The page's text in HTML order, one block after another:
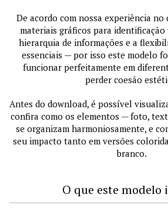
De acordo com nossa experiência
materiais gráficos para identificação
hierarquia de informações e a
essenciais — por isso este modelo
funcionar perfeitamente em
perder coesão
Antes do download, é possível
confira como os elementos — foto,
se organizam harmoniosamente, e
seu impacto tanto em versões
branco.
O que este modelo